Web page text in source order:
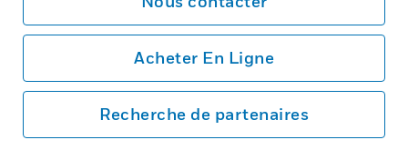
Acheter En Ligne
Recherche de partenaires